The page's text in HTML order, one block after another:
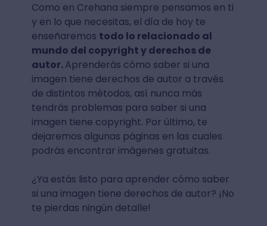
Como en Crehana siempre pensamos en ti
y en lo que necesitas, el día de hoy te
enseñaremos todo lo relacionado al
mundo del copyright y derechos de
autor.Aprenderás cómo saber si una
imagen tiene derechos de autor a través
de distintos métodos, así nunca más
tendrás problemas para saber si una
imagen tiene copyright. Por último, te
dejaremos algunas páginas en las cuales
podrás encontrar imágenes gratuitas.
¿Ya estás listo para aprender cómo saber
si una imagen tiene derechos de autor? ¡No
te pierdas ningún detalle!